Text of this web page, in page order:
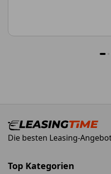
1
Die besten Leasing-
Top Kategorien